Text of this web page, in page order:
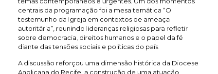
centrais da programação foi a mesa temática “O
testemunho da Igreja em contextos de ameaça
autoritária”, reunindo lideranças religiosas para refletir
sobre democracia, direitos humanos e o papel da fé
diante das tensões sociais e políticas do país.
A discussão reforçou uma dimensão histórica da Diocese
Anglicana do Recife: a construção de uma atuação